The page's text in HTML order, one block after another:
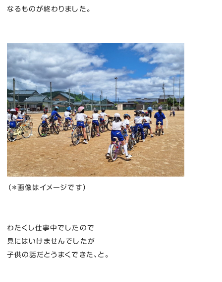
なるものが終わりました。
（＊画像はイメージです）
わたくし仕事中でしたので
見にはいけませんでしたが
子供の話だとうまくできた、と。